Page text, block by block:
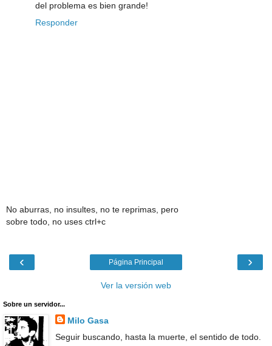
del problema es bien grande!
Responder
No aburras, no insultes, no te reprimas, pero
sobre todo, no uses ctrl+c
‹ ›
Página Principal
Ver la versión web
Sobre un servidor...
Milo Gasa
Seguir buscando, hasta la muerte, el sentido de todo.